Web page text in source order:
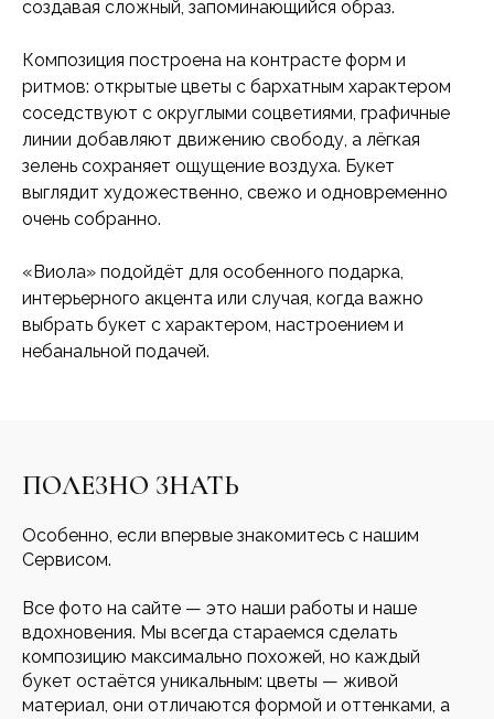
создавая сложный, запоминающийся образ.
Композиция построена на контрасте форм и
ритмов: открытые цветы с бархатным характером
соседствуют с округлыми соцветиями, графичные
линии добавляют движению свободу, а лёгкая
зелень сохраняет ощущение воздуха. Букет
выглядит художественно, свежо и одновременно
очень собранно.
«Виола» подойдёт для особенного подарка,
интерьерного акцента или случая, когда важно
выбрать букет с характером, настроением и
небанальной подачей.
ПОЛЕЗНО ЗНАТЬ
Особенно, если впервые знакомитесь с нашим
Сервисом.
Все фото на сайте — это наши работы и наше
вдохновения. Мы всегда стараемся сделать
композицию максимально похожей, но каждый
букет остаётся уникальным: цветы — живой
материал, они отличаются формой и оттенками, а